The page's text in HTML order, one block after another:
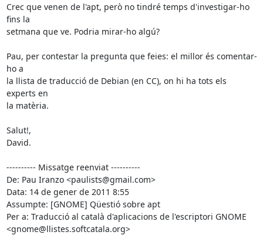
Crec que venen de l'apt, però no tindré temps d'investigar-ho
fins la
setmana que ve. Podria mirar-ho algú?
Pau, per contestar la pregunta que feies: el millor és comentar-
ho a
la llista de traducció de Debian (en CC), on hi ha tots els
experts en
la matèria.
Salut!,
David.
---------- Missatge reenviat ----------
De: Pau Iranzo <paulists@gmail.com>
Data: 14 de gener de 2011 8:55
Assumpte: [GNOME] Qüestió sobre apt
Per a: Traducció al català d'aplicacions de l'escriptori GNOME
<gnome@llistes.softcatala.org>